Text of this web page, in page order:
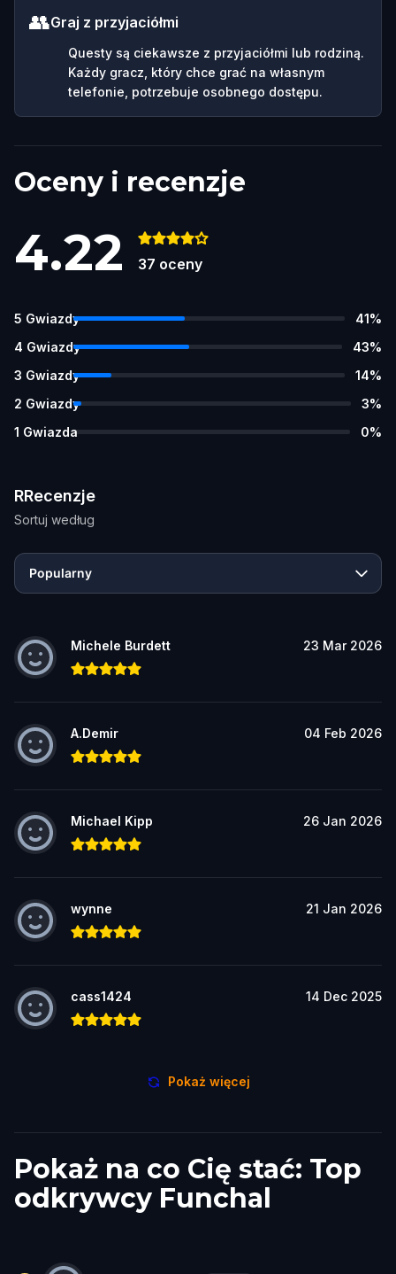
👥Graj z przyjaciółmi
Questy są ciekawsze z przyjaciółmi lub rodziną.
Każdy gracz, który chce grać na własnym
telefonie, potrzebuje osobnego dostępu.
Oceny i recenzje
4.22 37 oceny
5 Gwiazdy 41%
4 Gwiazdy 43%
3 Gwiazdy 14%
2 Gwiazdy 3%
1 Gwiazda 0%
RRecenzje
Sortuj według
Popularny
Michele Burdett 23 Mar 2026
A.Demir 04 Feb 2026
Michael Kipp 26 Jan 2026
wynne 21 Jan 2026
cass1424 14 Dec 2025
Pokaż więcej
Pokaż na co Cię stać: Top
odkrywcy Funchal